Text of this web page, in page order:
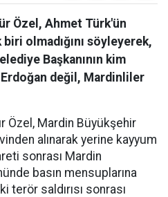
Özel, Ahmet Türk'ün
olmadığını söyleyerek,
Başkanının kim
değil, Mardinliler
Özel, Mardin Büyükşehir
alınarak yerine kayyum
sonrası Mardin
basın mensuplarına
terör saldırısı sonrası